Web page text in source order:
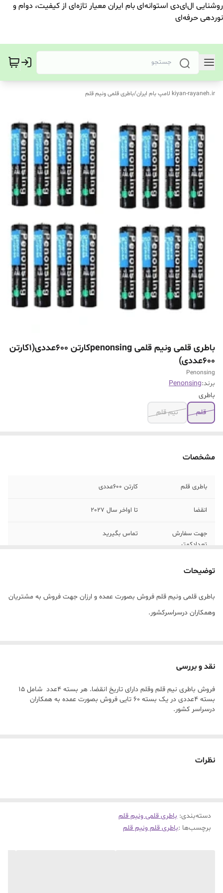
روشنایی ال‌ای‌دی استوانه‌ای بام ایران معیار تازه‌ای از کیفیت، دوام و
نوردهی حرفه‌ای
kiyan-rayaneh.ir لامپ بام ایران /باطری قلمی ونیم قلم
باطری قلمی ونیم قلمی penonsingکارتن 600عددی(۱کارتن
۶۰۰عددی)
Penonsing
برند:Penonsing
باطری
قلم
نیم قلم
مشخصات
باطری قلم کارتن 600عددی
انقضا تا اواخر سال 2027
جهت سفارش
تعدادکمتر
تماس بگیرید
توضیحات
باطری قلمی ونیم قلم فروش بصورت عمده و ارزان جهت فروش به مشتریان
وهمکاران درسراسرکشور.
نقد و بررسی
فروش باطری نیم قلم وقلم دارای تاریخ انقضا. هر بسته ۴عدد شامل ۱۵
بسته ۴عددی در یک بسته ۶۰ تایی فروش بصورت عمده به همکاران
درسراسر کشور.
نظرات
دسته‌بندی: باطری قلمی ونیم قلم
برچسب‌ها :باطری قلم ونیم قلم